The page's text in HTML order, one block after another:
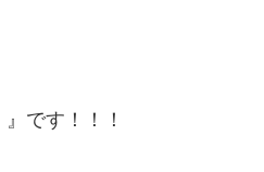
です！！！